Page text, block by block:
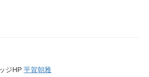
ジHP 平賀朝雅